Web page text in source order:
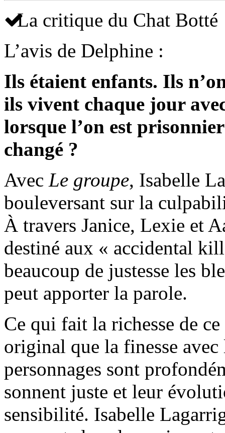
La critique du Chat Botté
L’avis de Delphine :
Ils étaient enfants. Ils
ils vivent chaque jour
lorsque l’on est
changé ?
Avec Le groupe, Isabelle
bouleversant sur la
À travers Janice, Lexie et
destiné aux « accidental
beaucoup de justesse les
peut apporter la parole.
Ce qui fait la richesse de
original que la finesse
personnages sont
sonnent juste et leur
sensibilité. Isabelle